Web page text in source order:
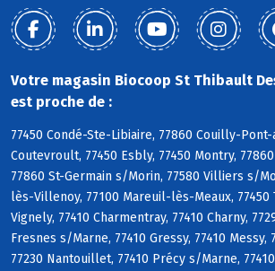
Votre magasin Biocoop St Thibault
est proche de :
77450 Condé-Ste-Libiaire, 77860 Couilly-Pont-
Coutevroult, 77450 Esbly, 77450 Montry,
77860 St-Germain s/Morin, 77580 Villiers s/
lès-Villenoy, 77100 Mareuil-lès-Meaux, 77450
Vignely, 77410 Charmentray, 77410 Charny,
Fresnes s/Marne, 77410 Gressy, 77410 Messy,
77230 Nantouillet, 77410 Précy s/Marne,